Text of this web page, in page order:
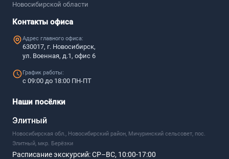
Новосибирской области
Контакты офиса
Адрес главного офиса:
630017, г. Новосибирск,
ул. Военная, д.1, офис 6
График работы:
с 09:00 до 18:00 ПН-ПТ
Наши посёлки
Элитный
Новосибирская обл., Новосибирский район, Мичуринский сельсовет, пос.
Элитный, мкр. Берёзки
Расписание экскурсий:СР–ВС, 10:00-17:00